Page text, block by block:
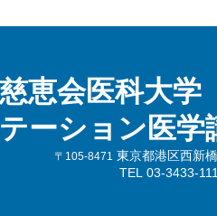
恵会医科大学
ーション医学
〒105-8471
東京都港区西新
TEL 03-3433-